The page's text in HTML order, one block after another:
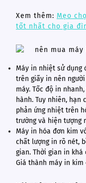
Xem thêm: Mẹo
tốt nhất cho gia
Máy in nhiệt sử dụng
trên giấy in nên
máy. Tốc độ in
hành. Tuy nhiên,
phản ứng nhiệt trên
trường và hiện tượng
Máy in hóa đơn kim
chất lượng in rõ nét,
gian. Thời gian in
Giá thành máy in kim